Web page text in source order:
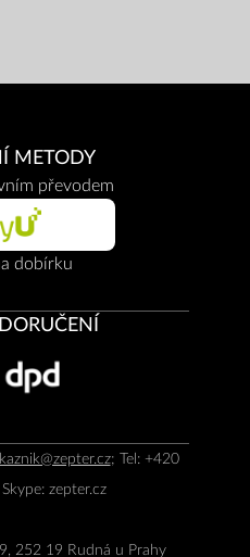
METODY
převodem
dobírku
; Tel: +420
zepter.cz
252 19 Rudná u Prahy